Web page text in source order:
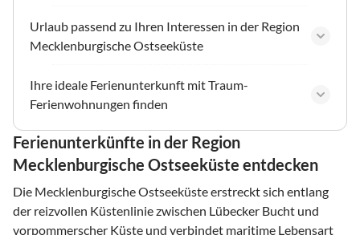
Urlaub passend zu Ihren Interessen in der Region
Mecklenburgische Ostseeküste
Ihre ideale Ferienunterkunft mit Traum-
Ferienwohnungen finden
Ferienunterkünfte in der Region
Mecklenburgische Ostseeküste entdecken
Die Mecklenburgische Ostseeküste erstreckt sich entlang
der reizvollen Küstenlinie zwischen Lübecker Bucht und
vorpommerscher Küste und verbindet maritime Lebensart